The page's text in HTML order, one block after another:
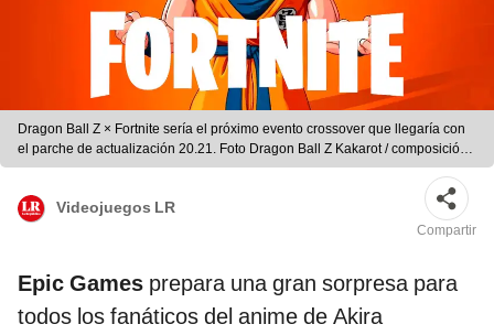
Dragon Ball Z × Fortnite sería el próximo evento crossover que llegaría con
el parche de actualización 20.21. Foto Dragon Ball Z Kakarot / composición
La República
Videojuegos LR
Compartir
Epic Games prepara una gran sorpresa para
todos los fanáticos del anime de Akira